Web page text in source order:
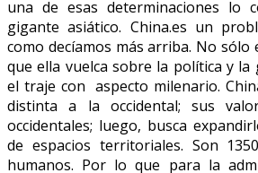
una de esas determinaciones lo
gigante asiático. China.es un
como decíamos más arriba. No sólo
que ella vuelca sobre la política y la
el traje con aspecto milenario.
distinta a la occidental; sus
occidentales; luego, busca
de espacios territoriales. Son
humanos. Por lo que para la